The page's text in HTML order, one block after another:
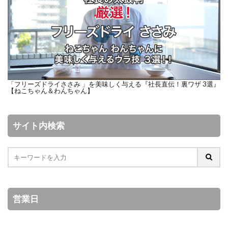
「フリーズドライささみ 」を美味しく与える『社長直伝！裏ワザ 3選』
【ねこちゃん＆わんちゃん】
サイト内検索
営業日